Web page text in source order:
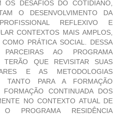
DESAFIOS DO COTIDIANO,
O DESENVOLVIMENTO DA
REFLEXIVO E
CONTEXTOS MAIS AMPLOS,
PRÁTICA SOCIAL. DESSA
AO PROGRAMA
TERÃO QUE REVISITAR SUAS
E AS METODOLOGIAS
TANTO PARA A FORMAÇÃO
CONTINUADA DOS
NO CONTEXTO ATUAL DE
PROGRAMA RESIDÊNCIA